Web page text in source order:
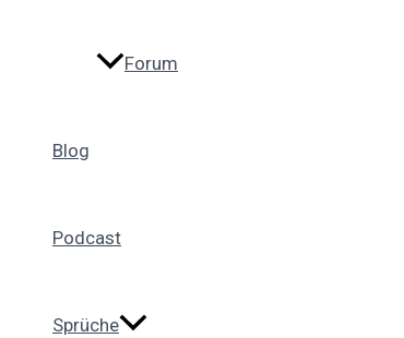
Forum
Blog
Podcast
Sprüche